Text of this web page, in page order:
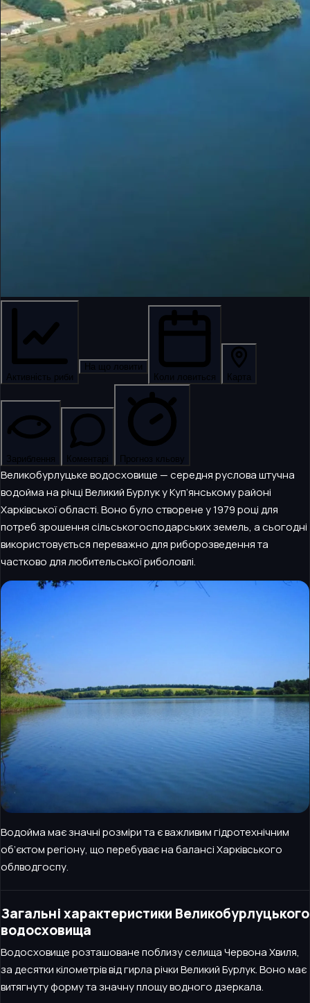
Активність риби
На що ловити
Коли ловиться
Карта
Зариблення Коментарі Прогноз кльову
Великобурлуцьке водосховище — середня руслова штучна
водойма на річці Великий Бурлук у Куп’янському районі
Харківської області. Воно було створене у 1979 році для
потреб зрошення сільськогосподарських земель, а сьогодні
використовується переважно для риборозведення та
частково для любительської риболовлі.
Водойма має значні розміри та є важливим гідротехнічним
об’єктом регіону, що перебуває на балансі Харківського
облводгоспу.
Загальні характеристики Великобурлуцького
водосховища
Водосховище розташоване поблизу селища Червона Хвиля,
за десятки кілометрів від гирла річки Великий Бурлук. Воно має
витягнуту форму та значну площу водного дзеркала.